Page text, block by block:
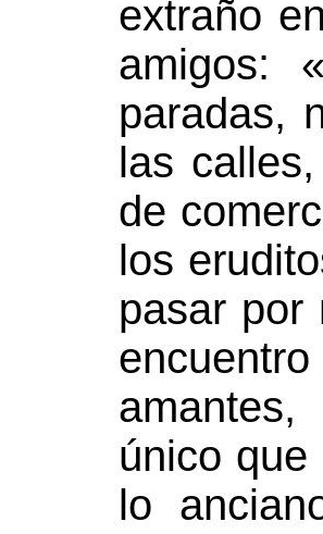
extraño
amigos:
paradas,
las
de
los
pasar por
único
lo